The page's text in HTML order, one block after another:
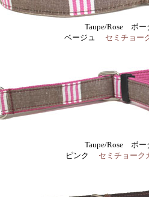
Taupe/Rose ボー
ベージュ
セミチョー
Taupe/Rose ボー
ピンク
セミチョーク